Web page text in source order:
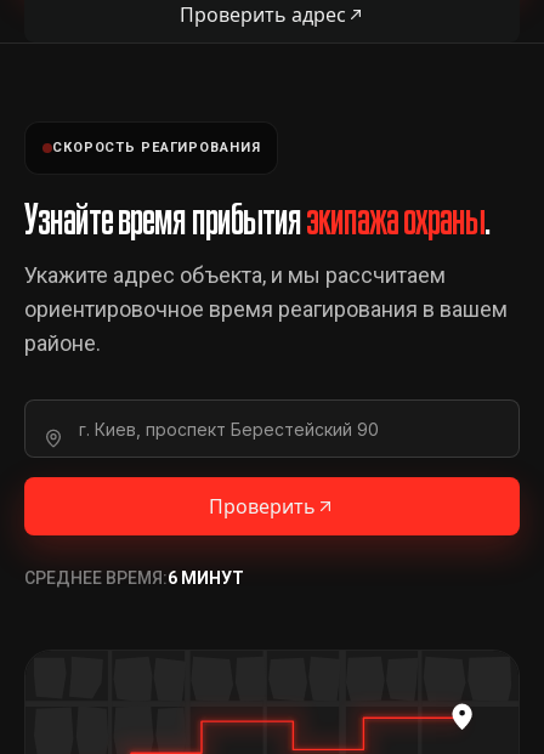
Проверить адрес
СКОРОСТЬ РЕАГИРОВАНИЯ
Узнайте время прибытияэкипажа охраны.
Укажите адрес объекта, и мы рассчитаем
ориентировочное время реагирования в вашем
районе.
Проверить
СРЕДНЕЕ ВРЕМЯ:6 МИНУТ